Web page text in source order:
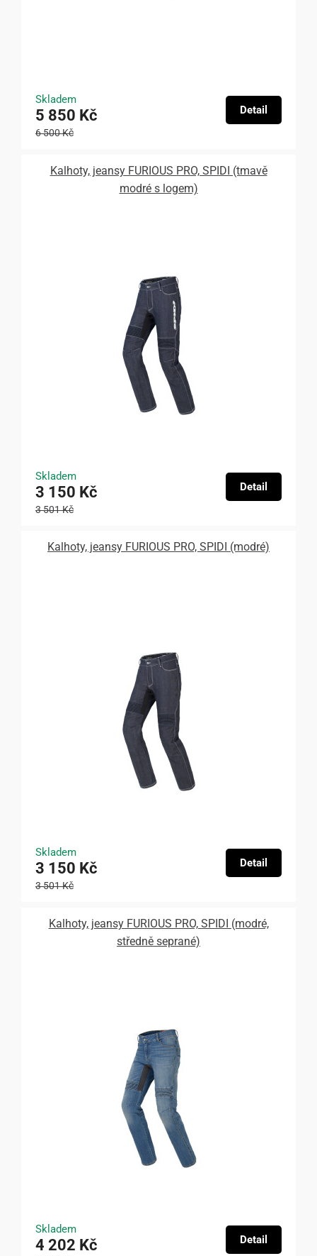
Skladem
5 850 Kč
6 500 Kč
Detail
Kalhoty, jeansy FURIOUS PRO, SPIDI (tmavě
modré s logem)
Skladem
3 150 Kč
3 501 Kč
Detail
Kalhoty, jeansy FURIOUS PRO, SPIDI (modré)
Skladem
3 150 Kč
3 501 Kč
Detail
Kalhoty, jeansy FURIOUS PRO, SPIDI (modré,
středně seprané)
Skladem
4 202 Kč Detail